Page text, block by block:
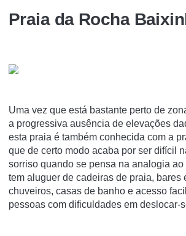
Praia da Rocha
Uma vez que está bastante perto de
a progressiva ausência de elevações
esta praia é também conhecida com a
que de certo modo acaba por ser difícil
sorriso quando se pensa na analogia ao
tem aluguer de cadeiras de praia, bares
chuveiros, casas de banho e acesso
pessoas com dificuldades em deslocar-